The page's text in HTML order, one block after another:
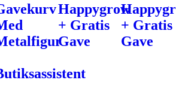
Happygrow
+ Gratis
Gave
+ Gratis
Gave